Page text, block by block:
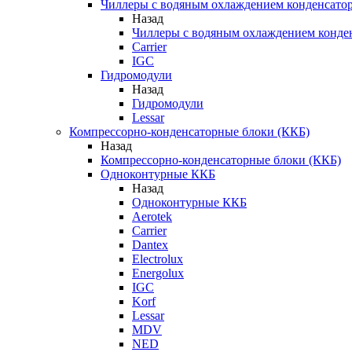
Чиллеры с водяным охлаждением
Назад
Чиллеры с водяным охлаждением
Carrier
IGC
Гидромодули
Назад
Гидромодули
Lessar
Компрессорно-конденсаторные блоки (ККБ)
Назад
Компрессорно-конденсаторные блоки (ККБ)
Одноконтурные ККБ
Назад
Одноконтурные ККБ
Aerotek
Carrier
Dantex
Electrolux
Energolux
IGC
Korf
Lessar
MDV
NED